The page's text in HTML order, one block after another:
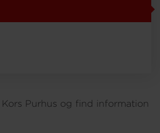
Purhus og find information